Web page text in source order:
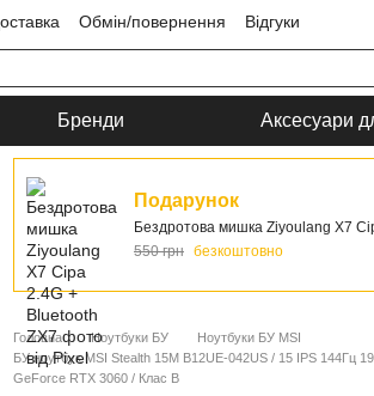
Обмін/повернення
Відгуки
Бренди Аксесуари
Подарунок
Бездротова мишка Ziyoulang X7
550 грн безкоштовно
Головна Ноутбуки БУ
Ноутбуки БУ MSI
БУ ноутбук MSI Stealth 15M B12UE-042US / 15 IPS 144Гц
GeForce RTX 3060 / Клас B